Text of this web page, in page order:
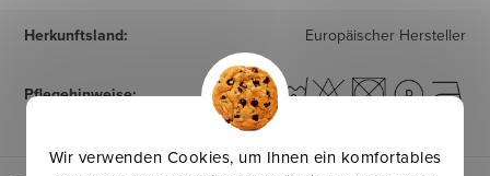
Wir verwenden Cookies, um Ihnen ein komfortables
Herkunftsland: Europäischer Hersteller
Pflegehinweise: